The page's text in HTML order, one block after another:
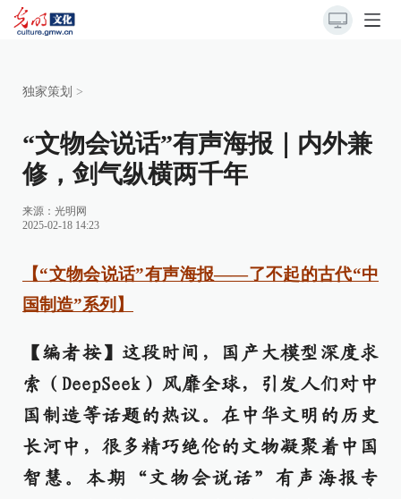
独家策划 >
“文物会说话”有声海报｜内外兼
修，剑气纵横两千年
来源： 光明网
2025-02-18 14:23
【“文物会说话”有声海报——了不起的古代“中
国制造”系列】
【编者按】 这段时间，国产大模型深度求
索（DeepSeek）风靡全球，引发人们对中
国制造等话题的热议。在中华文明的历史
长河中，很多精巧绝伦的文物凝聚着中国
智慧。本期“文物会说话”有声海报专